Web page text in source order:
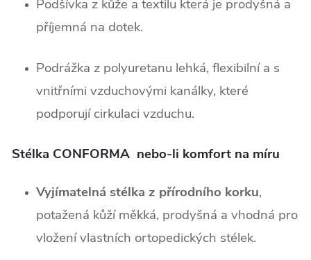
Podšívka z kůže a textilu která je prodyšná a
příjemná na dotek.
Podrážka z polyuretanu lehká, flexibilní a s
vnitřními vzduchovými kanálky, které
podporují cirkulaci vzduchu.
Stélka CONFORMA nebo-li komfort na míru
Vyjímatelná stélka z přírodního korku,
potažená kůží měkká, prodyšná a vhodná pro
vložení vlastních ortopedických stélek.